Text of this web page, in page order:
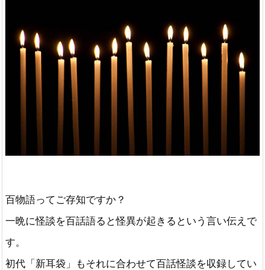
百物語ってご存知ですか？
一晩に怪談を百話語ると怪異が起きるという言い伝えで
す。
初代「新耳袋」もそれに合わせて百話怪談を収録してい